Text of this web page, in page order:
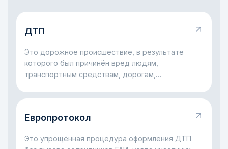
ДТП
Это дорожное происшествие, в результате
которого был причинён вред людям,
транспортным средствам, дорогам,
Европротокол
Это упрощённая процедура оформления ДТП